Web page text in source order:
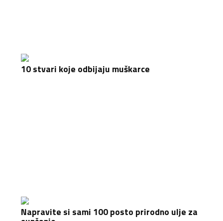
10 stvari koje odbijaju muškarce
Napravite si sami 100 posto prirodno ulje za